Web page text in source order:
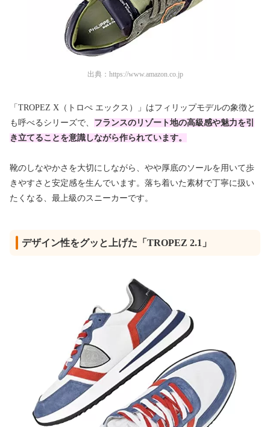
出典： https://www.amazon.co.jp
「TROPEZ X（トロぺ エックス）」はフィリップモデルの象徴と
も呼べるシリーズで、 フランスのリゾート地の高級感や魅力を引
き立てることを意識しながら作られています。
靴のしなやかさを大切にしながら、やや厚底のソールを用いて歩
きやすさと安定感を生んでいます。落ち着いた素材で丁寧に扱い
たくなる、最上級のスニーカーです。
デザイン性をグッと上げた「TROPEZ 2.1」